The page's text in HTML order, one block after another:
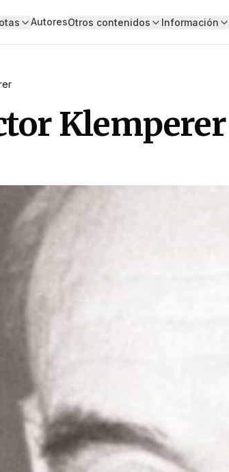
AutoresOtros contenidos Información
Klemperer